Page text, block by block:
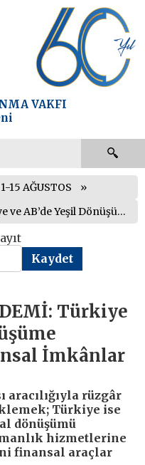
VAKFI
1-15 AĞUSTOS
TÜRKİYE-AB GÜNDEMİ: Türkiye ve AB’de Yeşil Dönüşüme Uyumda Yeni Finansal İmkânlar
Türkiye
İmkânlar
aracılığıyla rüzgâr
Türkiye ise
dönüşümü
hizmetlerine
finansal araçlar